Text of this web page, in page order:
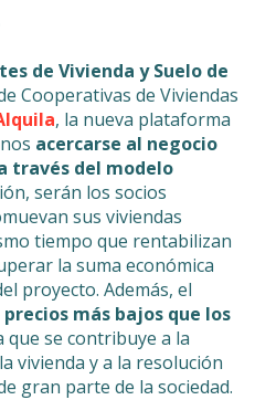
de Vivienda y Suelo de
Cooperativas de Viviendas
, la nueva plataforma
acercarse al negocio
través del modelo
serán los socios
sus viviendas
tiempo que rentabilizan
la suma económica
proyecto. Además, el
precios más bajos que los
que se contribuye a la
vivienda y a la resolución
gran parte de la sociedad.